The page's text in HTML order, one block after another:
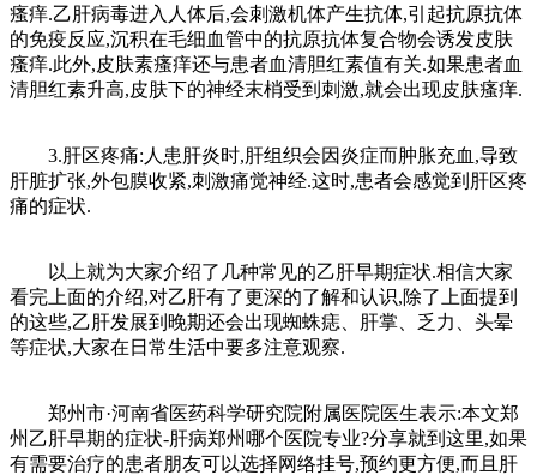
瘙痒.乙肝病毒进入人体后,会刺激机体产生抗体,引起抗原抗体
的免疫反应,沉积在毛细血管中的抗原抗体复合物会诱发皮肤
瘙痒.此外,皮肤素瘙痒还与患者血清胆红素值有关.如果患者血
清胆红素升高,皮肤下的神经末梢受到刺激,就会出现皮肤瘙痒.
3.肝区疼痛:人患肝炎时,肝组织会因炎症而肿胀充血,导致
肝脏扩张,外包膜收紧,刺激痛觉神经.这时,患者会感觉到肝区疼
痛的症状.
以上就为大家介绍了几种常见的乙肝早期症状.相信大家
看完上面的介绍,对乙肝有了更深的了解和认识,除了上面提到
的这些,乙肝发展到晚期还会出现蜘蛛痣、肝掌、乏力、头晕
等症状,大家在日常生活中要多注意观察.
郑州市·河南省医药科学研究院附属医院医生表示:本文郑
州乙肝早期的症状-肝病郑州哪个医院专业?分享就到这里,如果
有需要治疗的患者朋友可以选择网络挂号,预约更方便,而且肝